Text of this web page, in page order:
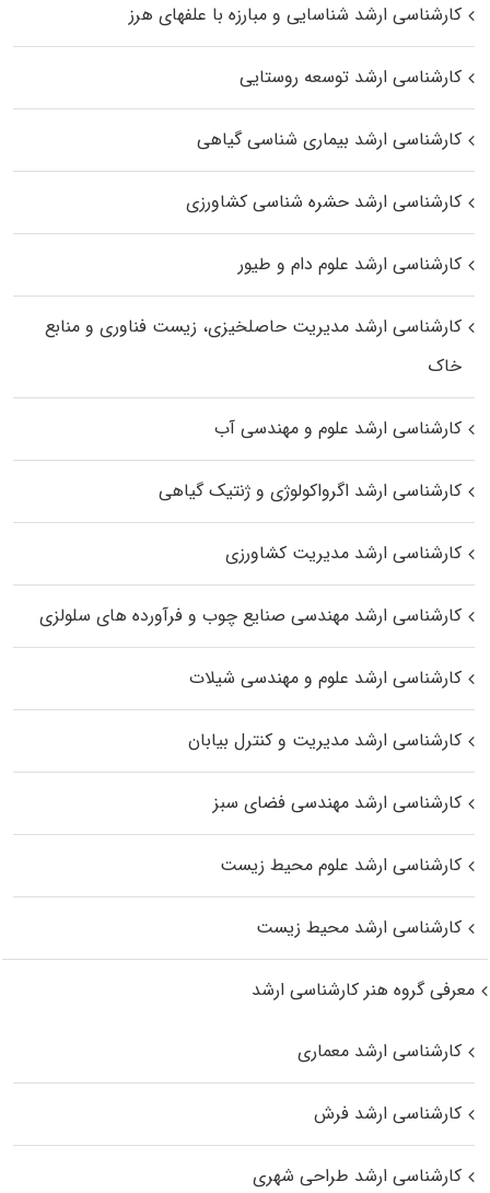
کارشناسی ارشد شناسایی و مبارزه با علفهای هرز
کارشناسی ارشد توسعه روستایی
کارشناسی ارشد بیماری‌ شناسی گیاهی
کارشناسی ارشد حشره‌ شناسی کشاورزی
کارشناسی ارشد علوم دام و طیور
کارشناسی ارشد مدیریت حاصلخیزی، زیست فناوری و منابع
خاک
کارشناسی ارشد علوم و مهندسی آب
کارشناسی ارشد اگرواکولوژی و ژنتیک گیاهی
کارشناسی ارشد مدیریت کشاورزی
کارشناسی ارشد مهندسی صنایع چوب و فرآورده‌ های سلولزی
کارشناسی ارشد علوم و مهندسی شیلات
کارشناسی ارشد مدیریت و کنترل بیابان
کارشناسی ارشد مهندسی فضای سبز
کارشناسی ارشد علوم محیط‌ زیست
کارشناسی ارشد محیط زیست
معرفی گروه هنر کارشناسی ارشد
کارشناسی ارشد معماری
کارشناسی ارشد فرش
کارشناسی ارشد طراحی شهری